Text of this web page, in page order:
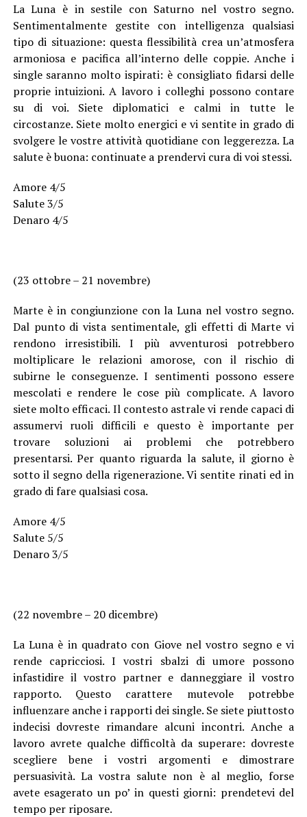
La Luna è in sestile con Saturno nel vostro segno.
Sentimentalmente gestite con intelligenza qualsiasi
tipo di situazione: questa flessibilità crea un’atmosfera
armoniosa e pacifica all’interno delle coppie. Anche i
single saranno molto ispirati: è consigliato fidarsi delle
proprie intuizioni. A lavoro i colleghi possono contare
su di voi. Siete diplomatici e calmi in tutte le
circostanze. Siete molto energici e vi sentite in grado di
svolgere le vostre attività quotidiane con leggerezza. La
salute è buona: continuate a prendervi cura di voi stessi.
Amore 4/5
Salute 3/5
Denaro 4/5
(23 ottobre – 21 novembre)
Marte è in congiunzione con la Luna nel vostro segno.
Dal punto di vista sentimentale, gli effetti di Marte vi
rendono irresistibili. I più avventurosi potrebbero
moltiplicare le relazioni amorose, con il rischio di
subirne le conseguenze. I sentimenti possono essere
mescolati e rendere le cose più complicate. A lavoro
siete molto efficaci. Il contesto astrale vi rende capaci di
assumervi ruoli difficili e questo è importante per
trovare soluzioni ai problemi che potrebbero
presentarsi. Per quanto riguarda la salute, il giorno è
sotto il segno della rigenerazione. Vi sentite rinati ed in
grado di fare qualsiasi cosa.
Amore 4/5
Salute 5/5
Denaro 3/5
(22 novembre – 20 dicembre)
La Luna è in quadrato con Giove nel vostro segno e vi
rende capricciosi. I vostri sbalzi di umore possono
infastidire il vostro partner e danneggiare il vostro
rapporto. Questo carattere mutevole potrebbe
influenzare anche i rapporti dei single. Se siete piuttosto
indecisi dovreste rimandare alcuni incontri. Anche a
lavoro avrete qualche difficoltà da superare: dovreste
scegliere bene i vostri argomenti e dimostrare
persuasività. La vostra salute non è al meglio, forse
avete esagerato un po’ in questi giorni: prendetevi del
tempo per riposare.